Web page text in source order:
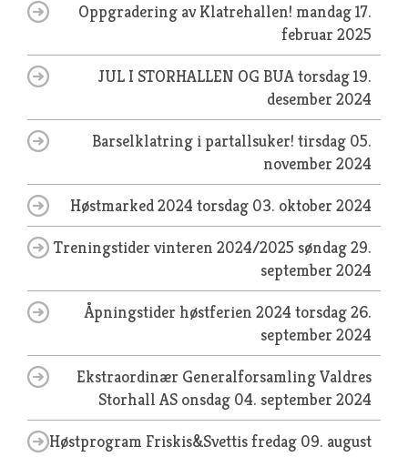
Oppgradering av Klatrehallen! mandag 17.
februar 2025
JUL I STORHALLEN OG BUAtorsdag 19.
desember 2024
Barselklatring i partallsuker! tirsdag 05.
november 2024
Høstmarked 2024 torsdag 03. oktober 2024
Treningstider vinteren 2024/2025 søndag 29.
september 2024
Åpningstider høstferien 2024 torsdag 26.
september 2024
Ekstraordinær Generalforsamling Valdres
Storhall AS onsdag 04. september 2024
Høstprogram Friskis&Svettisfredag 09. august